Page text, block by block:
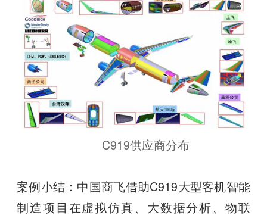
C919供应商分布
案例小结：中国商飞借助C919大型客机智能
制造项目在虚拟仿真、大数据分析、物联